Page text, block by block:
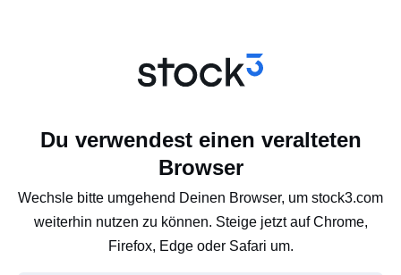
Du verwendest einen veralteten
Browser
Wechsle bitte umgehend Deinen Browser, um stock3.com
weiterhin nutzen zu können. Steige jetzt auf Chrome,
Firefox, Edge oder Safari um.